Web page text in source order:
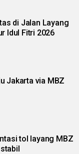
di Jalan Layang
Idul Fitri 2026
Jakarta via MBZ
tol layang MBZ